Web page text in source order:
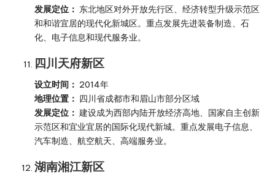
发展定位： 东北地区对外开放先行区、经济转型升级示范区
和和谐宜居的现代化新城区。重点发展先进装备制造、石
化、电子信息和现代服务业。
四川天府新区
设立时间： 2014年
地理位置： 四川省成都市和眉山市部分区域
发展定位： 建设成为西部内陆开放经济高地、国家自主创新
示范区和宜业宜居的国际化现代新城。重点发展电子信息、
汽车制造、航空航天、高端服务业。
湖南湘江新区